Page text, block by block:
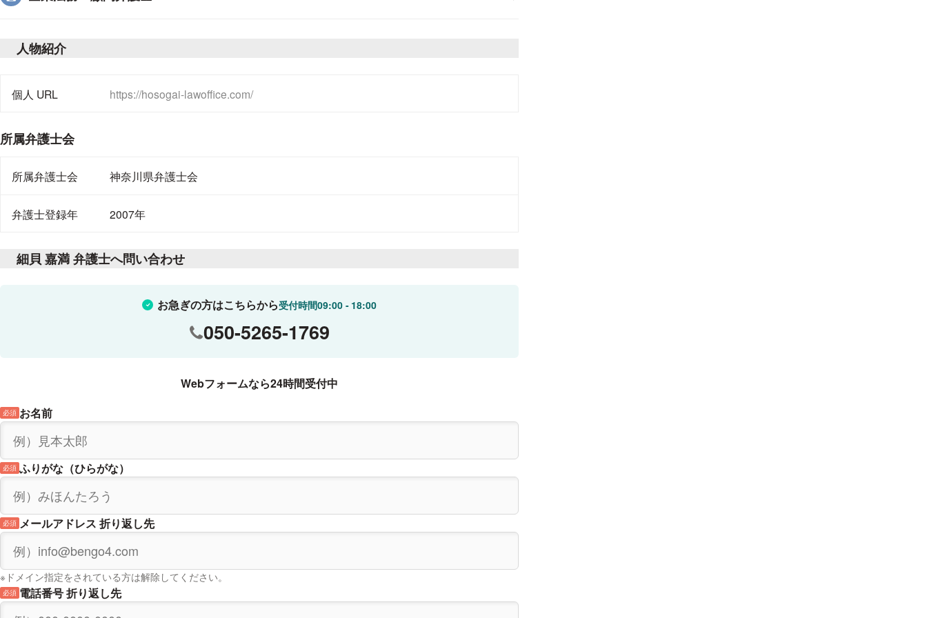
人物紹介
個人 URL https://hosogai-lawoffice.com/
所属弁護士会
所属弁護士会 神奈川県弁護士会
弁護士登録年 2007年
細貝 嘉満 弁護士へ問い合わせ
お急ぎの方はこちらから受付時間09:00 18:00
050-5265-1769
Webフォームなら24時間受付中
お名前
必須
ふりがな（ひらがな）
必須
メールアドレス 折り返し先
必須
※ドメイン指定をされている方は解除してください。
電話番号 折り返し先
必須